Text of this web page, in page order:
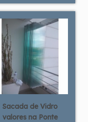
Sacada de Vidro
valores na Ponte